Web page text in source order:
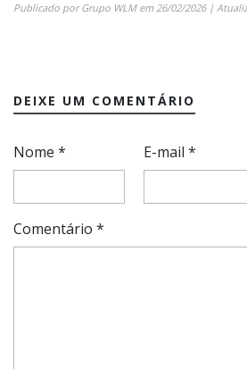
Publicado porGrupo WLMem26/02/2026|
DEIXE UM COMENTÁRIO
Nome * E-mail*
Comentário *